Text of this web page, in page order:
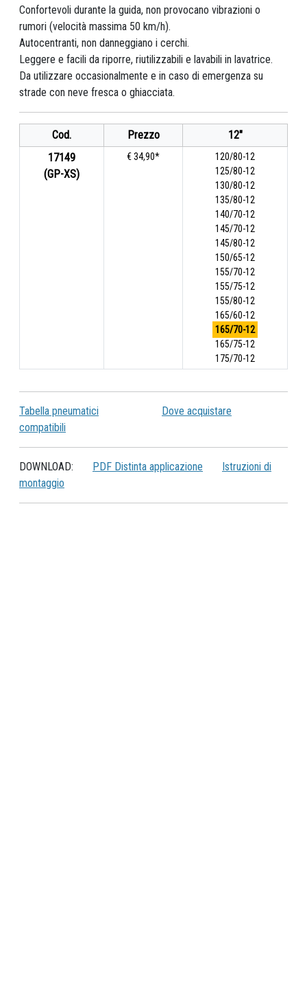
Confortevoli durante la guida, non provocano vibrazioni o
rumori (velocità massima 50 km/h).
Autocentranti, non danneggiano i cerchi.
Leggere e facili da riporre, riutilizzabili e lavabili in lavatrice.
Da utilizzare occasionalmente e in caso di emergenza su
strade con neve fresca o ghiacciata.
Cod. Prezzo
12"
17149
(GP-XS)
€ 34,90*
120/80-12
125/80-12
130/80-12
135/80-12
140/70-12
145/70-12
145/80-12
150/65-12
155/70-12
155/75-12
155/80-12
165/60-12
165/70-12
165/75-12
175/70-12
Tabella pneumatici
compatibili
Dove acquistare
DOWNLOAD: PDF Distinta applicazione
Istruzioni di
montaggio